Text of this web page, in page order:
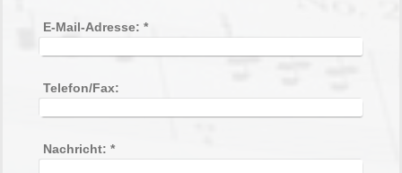
E-Mail-Adresse: *
Telefon/Fax:
Nachricht: *